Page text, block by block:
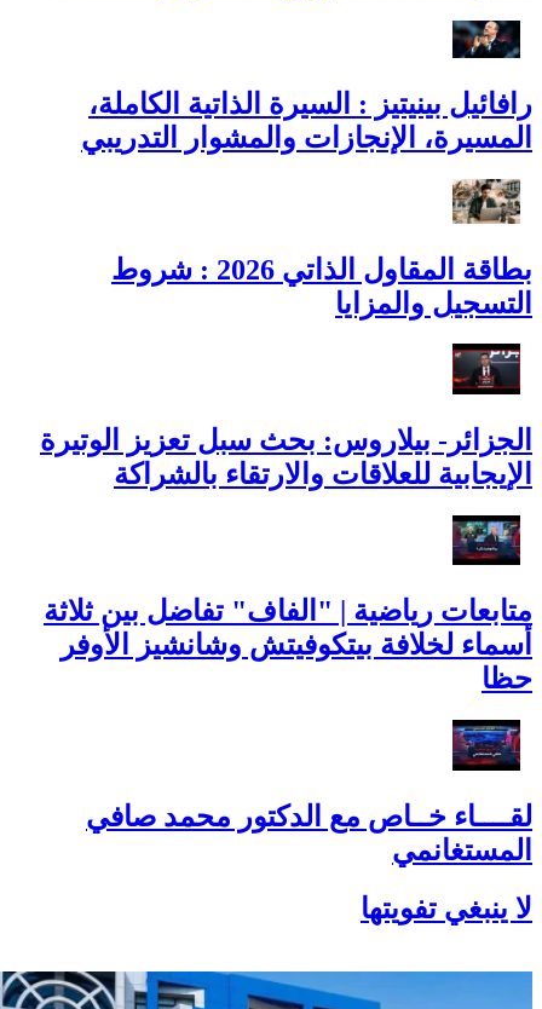
رافائيل بينيتيز : السيرة الذاتية الكاملة،
المسيرة، الإنجازات والمشوار التدريبي
بطاقة المقاول الذاتي 2026 : شروط
التسجيل والمزايا
الجزائر- بيلاروس: بحث سبل تعزيز الوتيرة
الإيجابية للعلاقات والارتقاء بالشراكة
متابعات رياضية | "الفاف" تفاضل بين ثلاثة
أسماء لخلافة بيتكوفيتش وشانشيز الأوفر
حظا
لقــــاء خــاص مع الدكتور محمد صافي
المستغانمي
لا ينبغي تفويتها